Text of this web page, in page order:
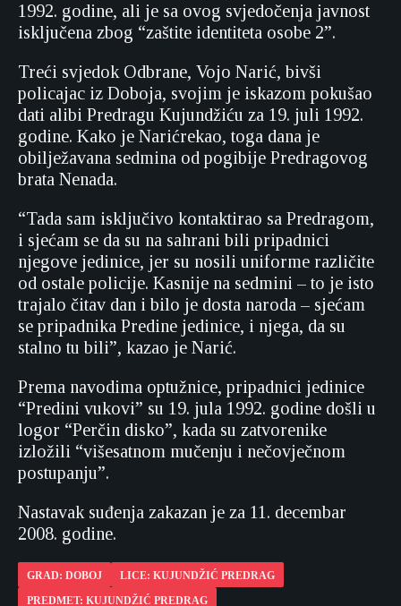
1992. godine, ali je sa ovog svjedočenja javnost
isključena zbog “zaštite identiteta osobe 2”.
Treći svjedok Odbrane, Vojo Narić, bivši
policajac iz Doboja, svojim je iskazom pokušao
dati alibi Predragu Kujundžiću za 19. juli 1992.
godine. Kako je Narićrekao, toga dana je
obilježavana sedmina od pogibije Predragovog
brata Nenada.
“Tada sam isključivo kontaktirao sa Predragom,
i sjećam se da su na sahrani bili pripadnici
njegove jedinice, jer su nosili uniforme različite
od ostale policije. Kasnije na sedmini – to je isto
trajalo čitav dan i bilo je dosta naroda – sjećam
se pripadnika Predine jedinice, i njega, da su
stalno tu bili”, kazao je Narić.
Prema navodima optužnice, pripadnici jedinice
“Predini vukovi” su 19. jula 1992. godine došli u
logor “Perčin disko”, kada su zatvorenike
izložili “višesatnom mučenju i nečovječnom
postupanju”.
Nastavak suđenja zakazan je za 11. decembar
2008. godine.
GRAD: DOBOJ
LICE: KUJUNDŽIĆ PREDRAG
PREDMET: KUJUNDŽIĆ PREDRAG